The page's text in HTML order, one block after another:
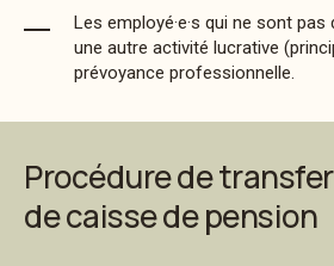
Les employé·e·s qui ne sont pas
une autre activité lucrative
prévoyance professionnelle.
Procédure de
de caisse de pension